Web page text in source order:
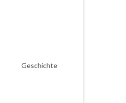
Geschichte